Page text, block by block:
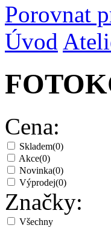
Porovnat
Úvod
Cena:
Skladem(0)
Akce(0)
Novinka(0)
Výprodej(0)
Značky:
Všechny